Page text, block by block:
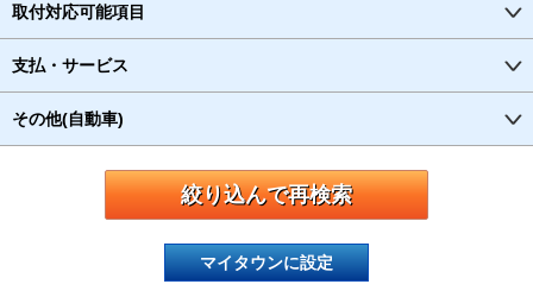
取付対応可能項目
支払・サービス
その他(自動車)
マイタウンに設定